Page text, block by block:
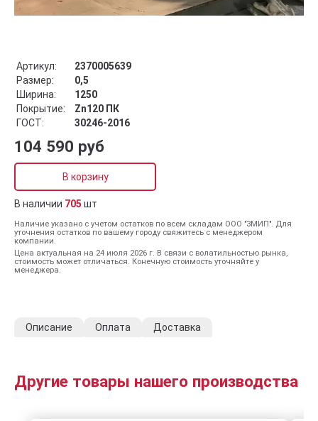
Артикул:
2370005639
Размер:
0,5
Ширина:
1250
Покрытие:
Zn120 ПК
ГОСТ:
30246-2016
104 590 руб
В корзину
В наличии 705 шт
Наличие указано с учетом остатков по всем складам ООО "ЗМИП". Для
уточнения остатков по вашему городу свяжитесь с менеджером
компании.
Цена актуальная на 24 июля 2026 г. В связи с волатильностью рынка,
стоимость может отличаться. Конечную стоимость уточняйте у
менеджера.
Описание Оплата Доставка
Другие товары нашего производства